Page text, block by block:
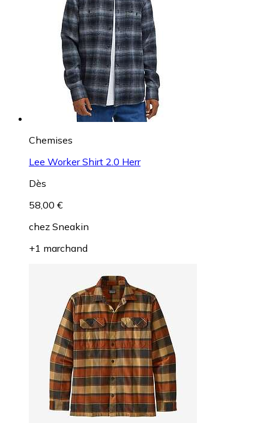
Chemises
Lee Worker Shirt 2.0 Herr
Dès
58,00 €
chez Sneakin
+1 marchand